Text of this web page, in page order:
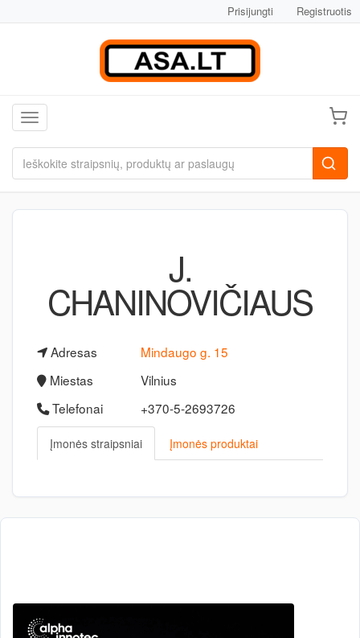
Prisijungti Registruotis
Toggle navigation
J.
CHANINOVIČIAUS
Adresas
Mindaugo g. 15
Miestas
Vilnius
Telefonai
+370-5-2693726
Įmonės straipsniai Įmonės produktai